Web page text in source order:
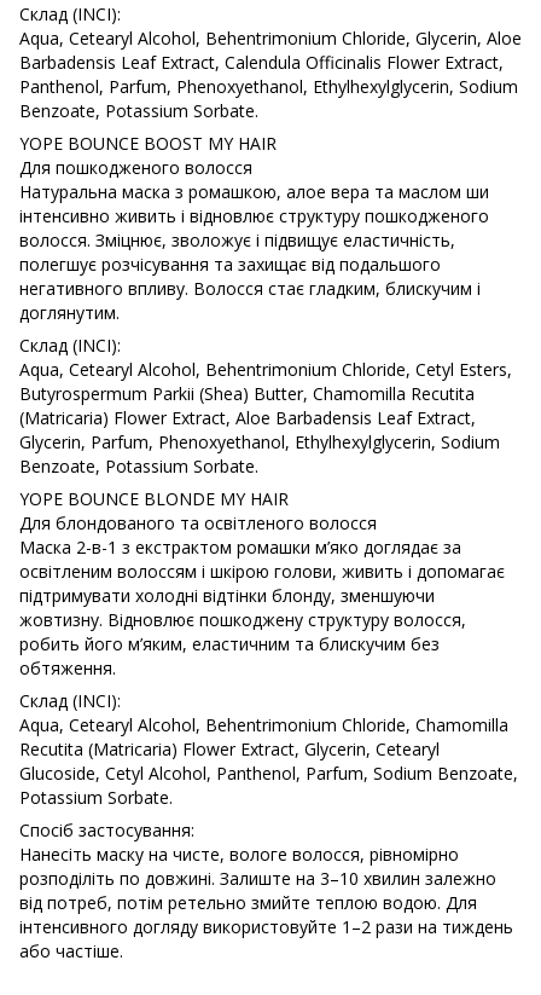
Склад (INCI):
Aqua, Cetearyl Alcohol, Behentrimonium Chloride, Glycerin, Aloe
Barbadensis Leaf Extract, Calendula Officinalis Flower Extract,
Panthenol, Parfum, Phenoxyethanol, Ethylhexylglycerin, Sodium
Benzoate, Potassium Sorbate.
YOPE BOUNCE BOOST MY HAIR
Для пошкодженого волосся
Натуральна маска з ромашкою, алое вера та маслом ши
інтенсивно живить і відновлює структуру пошкодженого
волосся. Зміцнює, зволожує і підвищує еластичність,
полегшує розчісування та захищає від подальшого
негативного впливу. Волосся стає гладким, блискучим і
доглянутим.
Склад (INCI):
Aqua, Cetearyl Alcohol, Behentrimonium Chloride, Cetyl Esters,
Butyrospermum Parkii (Shea) Butter, Chamomilla Recutita
(Matricaria) Flower Extract, Aloe Barbadensis Leaf Extract,
Glycerin, Parfum, Phenoxyethanol, Ethylhexylglycerin, Sodium
Benzoate, Potassium Sorbate.
YOPE BOUNCE BLONDE MY HAIR
Для блондованого та освітленого волосся
Маска 2-в-1 з екстрактом ромашки м’яко доглядає за
освітленим волоссям і шкірою голови, живить і допомагає
підтримувати холодні відтінки блонду, зменшуючи
жовтизну. Відновлює пошкоджену структуру волосся,
робить його м’яким, еластичним та блискучим без
обтяження.
Склад (INCI):
Aqua, Cetearyl Alcohol, Behentrimonium Chloride, Chamomilla
Recutita (Matricaria) Flower Extract, Glycerin, Cetearyl
Glucoside, Cetyl Alcohol, Panthenol, Parfum, Sodium Benzoate,
Potassium Sorbate.
Спосіб застосування:
Нанесіть маску на чисте, вологе волосся, рівномірно
розподіліть по довжині. Залиште на 3–10 хвилин залежно
від потреб, потім ретельно змийте теплою водою. Для
інтенсивного догляду використовуйте 1–2 рази на тиждень
або частіше.